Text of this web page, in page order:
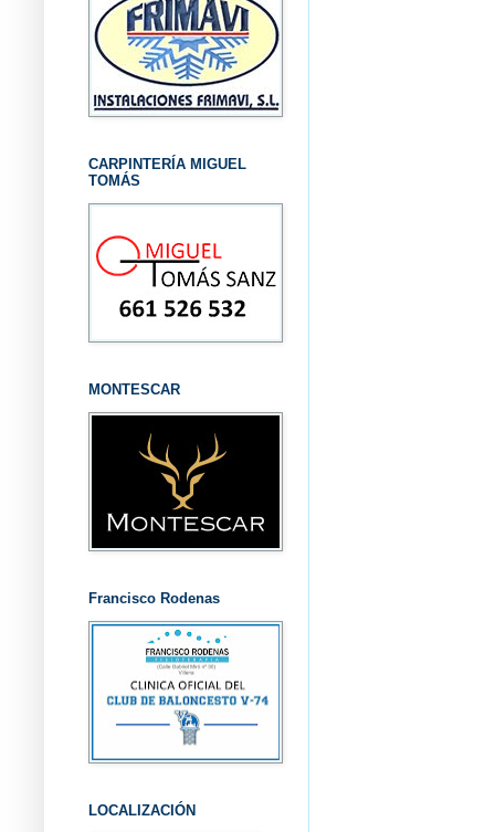
CARPINTERÍA MIGUEL
TOMÁS
MONTESCAR
Francisco Rodenas
LOCALIZACIÓN